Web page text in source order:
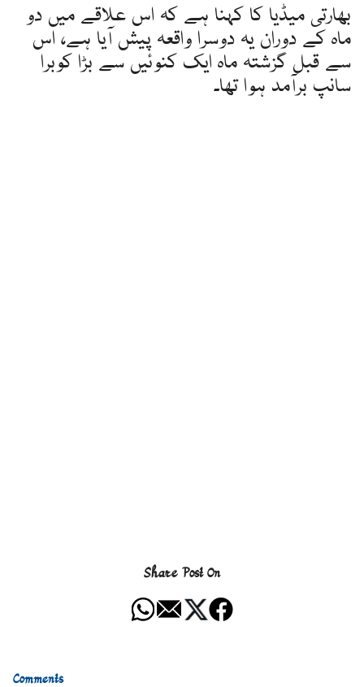
بھارتی میڈیا کا کہنا ہے کہ اس علاقے میں دو
ماہ کے دوران یہ دوسرا واقعہ پیش آیا ہے، اس
سے قبل گزشتہ ماہ ایک کنوئیں سے بڑا کوبرا
سانپ برآمد ہوا تھا۔
Share Post On
Comments